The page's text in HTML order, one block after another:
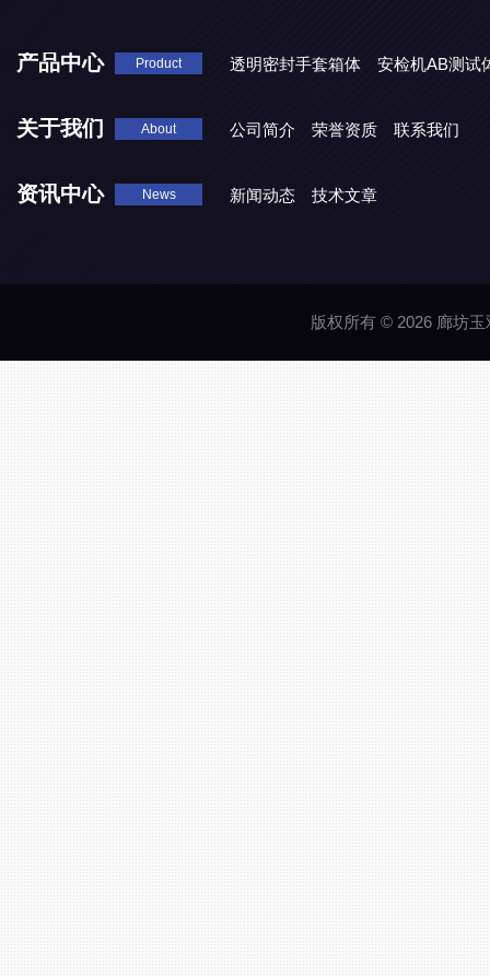
产品中心 Product 透明密封手套箱体 安检机AB测试
关于我们 About 公司简介 荣誉资质 联系我们
资讯中心 News 新闻动态 技术文章
版权所有 © 2026 廊坊